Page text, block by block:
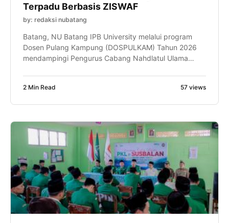
Terpadu Berbasis ZISWAF
by: redaksi nubatang
Batang, NU Batang IPB University melalui program
Dosen Pulang Kampung (DOSPULKAM) Tahun 2026
mendampingi Pengurus Cabang Nahdlatul Ulama
terpadu berbasis Zakat, Infak, Sedekah, dan Wakaf
Kecamatan Blado, Kabupaten Batang. […]
2 Min Read 57 views